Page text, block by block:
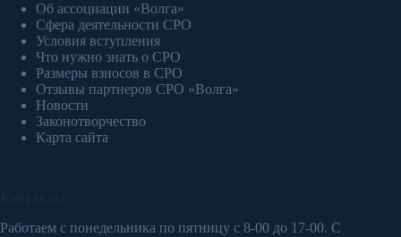
Об ассоциации «Волга»
Сфера деятельности СРО
Условия вступления
Что нужно знать о СРО
Размеры взносов в СРО
Отзывы партнеров СРО «Волга»
Новости
Законотворчество
Карта сайта
Работаем с понедельника по пятницу с 8-00 до 17-00. С